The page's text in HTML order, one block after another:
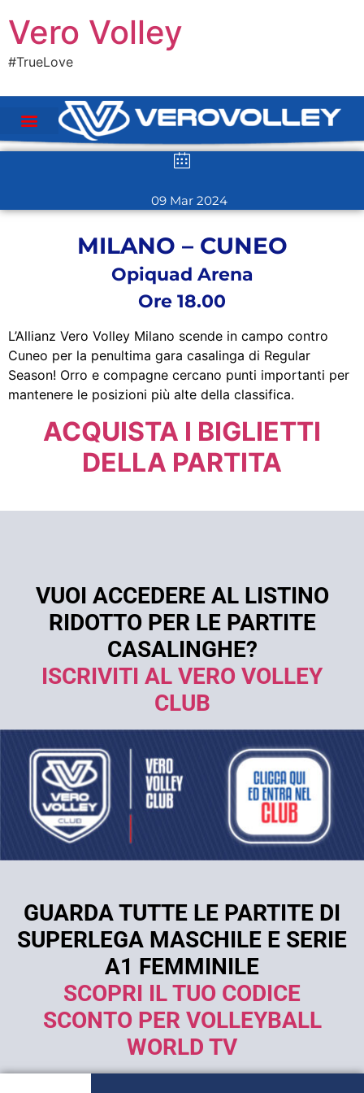
Vero Volley
#TrueLove
09 Mar 2024
MILANO – CUNEO
Opiquad Arena
Ore 18.00
L’Allianz Vero Volley Milano scende in campo contro
Cuneo per la penultima gara casalinga di Regular
Season! Orro e compagne cercano punti importanti per
mantenere le posizioni più alte della classifica.
ACQUISTA I BIGLIETTI
DELLA PARTITA
VUOI ACCEDERE AL LISTINO
RIDOTTO PER LE PARTITE
CASALINGHE?
ISCRIVITI AL VERO VOLLEY
CLUB
GUARDA TUTTE LE PARTITE DI
SUPERLEGA MASCHILE E SERIE
A1 FEMMINILE
SCOPRI IL TUO CODICE
SCONTO PER VOLLEYBALL
WORLD TV